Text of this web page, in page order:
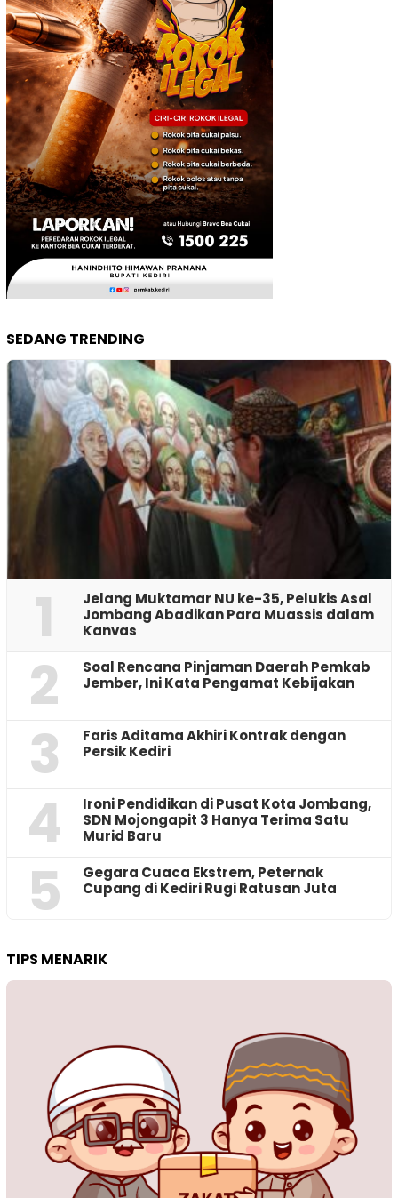
SEDANG TRENDING
1
Jelang Muktamar NU ke-35, Pelukis Asal
Jombang Abadikan Para Muassis dalam
Kanvas
2
‎Soal Rencana Pinjaman Daerah Pemkab
Jember, Ini Kata Pengamat Kebijakan ‎
3
Faris Aditama Akhiri Kontrak dengan
Persik Kediri
4
Ironi Pendidikan di Pusat Kota Jombang,
SDN Mojongapit 3 Hanya Terima Satu
Murid Baru
5
‎Gegara Cuaca Ekstrem, Peternak
Cupang di Kediri Rugi Ratusan Juta
TIPS MENARIK